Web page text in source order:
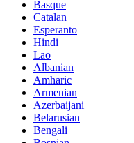
Basque
Catalan
Esperanto
Hindi
Lao
Albanian
Amharic
Armenian
Azerbaijani
Belarusian
Bengali